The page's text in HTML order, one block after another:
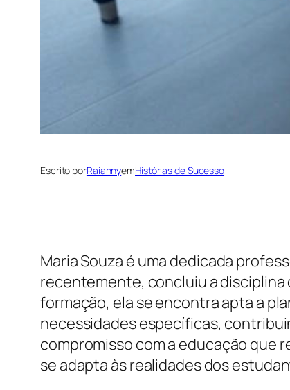
Escrito porRaiannyemHistórias de Sucesso
Maria Souza é uma dedicada
recentemente, concluiu a disciplina
formação, ela se encontra apta a
necessidades específicas,
compromisso com a educação que
se adapta às realidades dos